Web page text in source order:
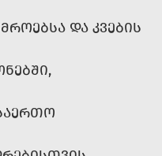
ᲓᲐ ᲙᲕᲔᲑᲘᲡ